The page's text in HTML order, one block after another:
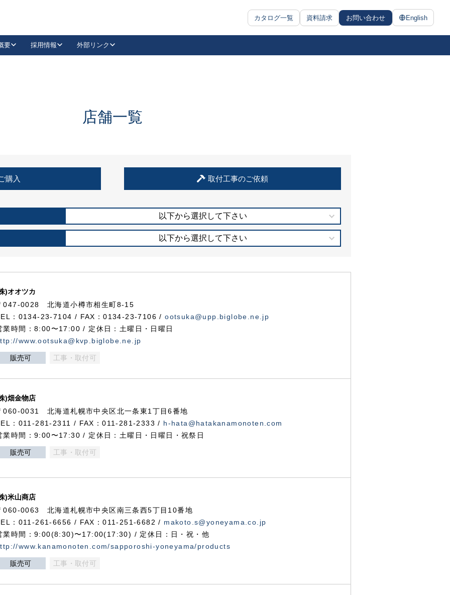
カタログ一覧 資料請求 お問い合わせ English
抗ウイルス・抗菌製品
要 採用情報 外部リンク
LinkedIn
住宅使用部材標準化推進協議会
店舗一覧
購入 取付工事のご依頼
以下から選択して下さい
以下から選択して下さい
)オオツカ
047-0028 北海道小樽市相生町8-15
：0134-23-7104 / FAX：0134-23-7106 /ootsuka@upp.biglobe.ne.jp
業時間：8:00〜17:00 / 定休日：土曜日・日曜日
www.ootsuka@kvp.biglobe.ne.jp
販売可 工事・取付可
)畑金物店
060-0031 北海道札幌市中央区北一条東1丁目6番地
：011-281-2311 / FAX：011-281-2333 / h-hata@hatakanamonoten.com
業時間：9:00〜17:30 / 定休日：土曜日・日曜日・祝祭日
販売可 工事・取付可
)米山商店
060-0063 北海道札幌市中央区南三条西5丁目10番地
：011-261-6656 / FAX：011-251-6682 / makoto.s@yoneyama.co.jp
業時間：9:00(8:30)〜17:00(17:30) / 定休日：日・祝・他
www.kanamonoten.com/sapporoshi-yoneyama/products
販売可 工事・取付可